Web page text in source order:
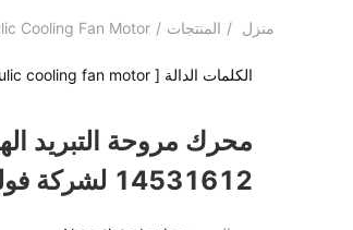
منزل / المنتجات /
Cooling Fan Motor
الكلمات الدالة [ hydraulic cooling fan motor ] تطابق
محرك مروحة التبريد
14531612 لشركة فولفو حفارة EC700